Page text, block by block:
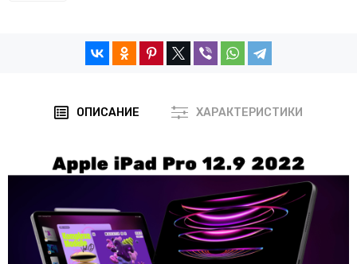
ОПИСАНИЕ ХАРАКТЕРИСТИКИ